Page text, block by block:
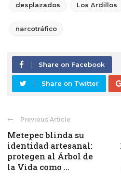
desplazados Los Ardillos
narcotráfico
Share on Facebook
Share on Twitter
Previous Article
Metepec blinda su
identidad artesanal:
protegen al Árbol de
la Vida como ...